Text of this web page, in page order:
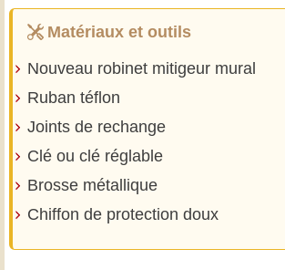
Matériaux et outils
Nouveau robinet mitigeur mural
Ruban téflon
Joints de rechange
Clé ou clé réglable
Brosse métallique
Chiffon de protection doux